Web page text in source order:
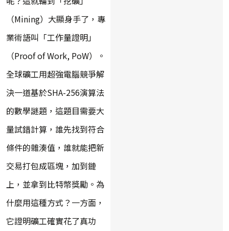
（Mining）大顯身手了，專
業術語叫「工作量證明」
（Proof of Work, PoW）。
全球礦工用超強電腦競爭解
決一道基於SHA-256演算法
的數學謎題，這題目需要大
量試錯計算，誰先找到符合
條件的雜湊值，誰就能把新
交易打包成區塊，加到鏈
上，並拿到比特幣獎勵。為
什麼用這種方式？一方面，
它證明礦工確實花了真功